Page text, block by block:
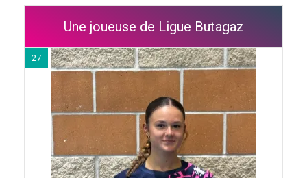
Une joueuse de Ligue Butagaz
27